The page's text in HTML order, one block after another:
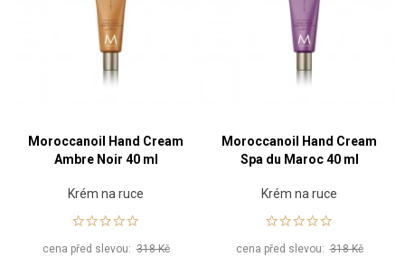
Moroccanoil Hand Cream
Ambre Noir 40 ml
Krém na ruce
cena před slevou:318 Kč
Moroccanoil Hand Cream
Spa du Maroc 40 ml
Krém na ruce
cena před slevou:318 Kč